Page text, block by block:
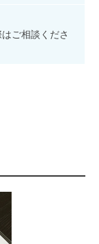
ご相談くださ